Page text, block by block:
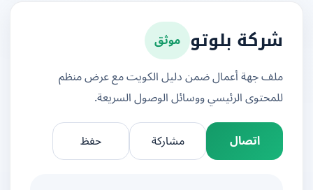
شركة بلوتو موثق
ملف جهة أعمال ضمن دليل الكويت مع عرض منظم
للمحتوى الرئيسي ووسائل الوصول السريعة.
اتصال
مشاركة